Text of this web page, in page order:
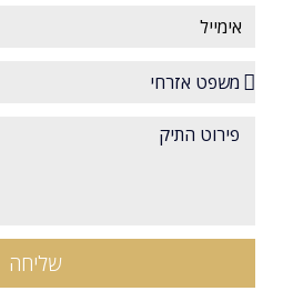
אימייל
בחרו את נושא התיק
שליחה